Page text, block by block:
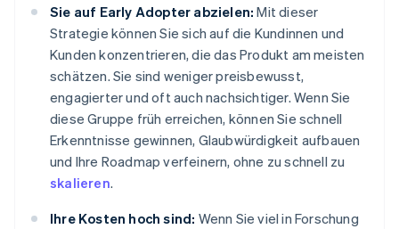
Sie auf Early Adopter abzielen: Mit dieser
Strategie können Sie sich auf die Kundinnen und
Kunden konzentrieren, die das Produkt am meisten
schätzen. Sie sind weniger preisbewusst,
engagierter und oft auch nachsichtiger. Wenn Sie
diese Gruppe früh erreichen, können Sie schnell
Erkenntnisse gewinnen, Glaubwürdigkeit aufbauen
und Ihre Roadmap verfeinern, ohne zu schnell zu
skalieren.
Ihre Kosten hoch sind: Wenn Sie viel in Forschung